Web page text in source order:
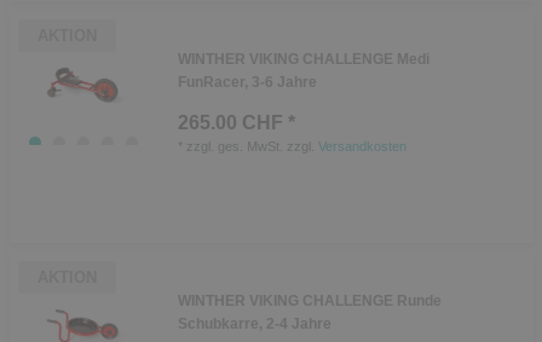
WINTHER VIKING CHALLENGE Medi
FunRacer, 3-6 Jahre
265.00 CHF *
zzgl. ges. MwSt. zzgl. Versandkosten
WINTHER VIKING CHALLENGE Runde
Schubkarre, 2-4 Jahre